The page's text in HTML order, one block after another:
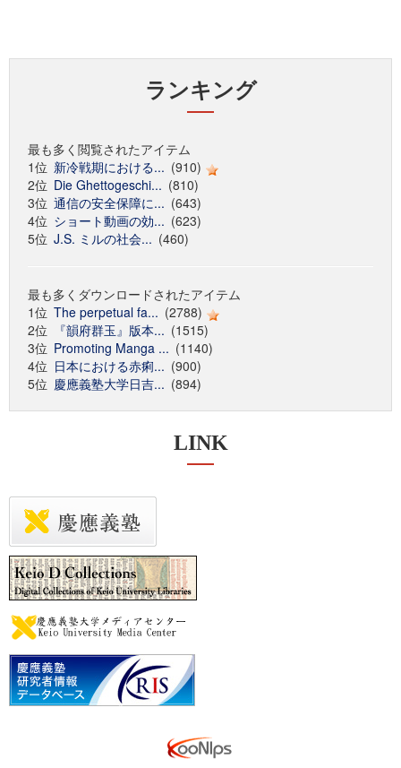
ランキング
最も多く閲覧されたアイテム
1位 新冷戦期における... (910)
2位 Die Ghettogeschi... (810)
3位 通信の安全保障に... (643)
4位 ショート動画の効... (623)
5位 J.S. ミルの社会... (460)
最も多くダウンロードされたアイテム
1位 The perpetual fa... (2788)
2位
『韻府群玉』版本... (1515)
3位 Promoting Manga ... (1140)
4位 日本における赤痢... (900)
5位 慶應義塾大学日吉... (894)
LINK